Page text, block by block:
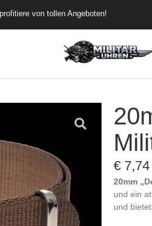
von tollen Angeboten!
€ 7,74
20mm
und ein
und